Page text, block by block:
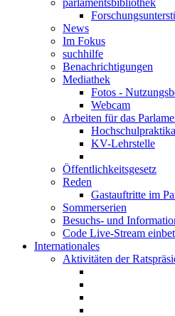
parlamentsbibliothek
News
Im Fokus
suchhilfe
Benachrichtigungen
Mediathek
Fotos -
Webcam
Arbeiten für das
Hochschulpraktika
KV-Lehrstelle
Öffentlichkeitsgesetz
Reden
Gastauftritte im
Sommerserien
Besuchs- und
Code Live-Stream
Internationales
Aktivitäten der